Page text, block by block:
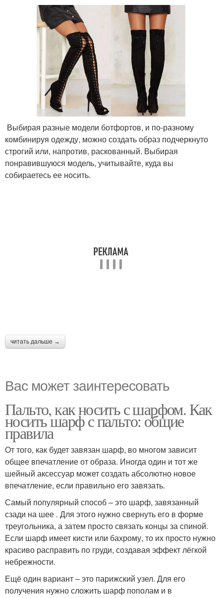
Выбирая разные модели ботфортов, и по-разному
комбинируя одежду, можно создать образ подчеркнуто
строгий или, напротив, раскованный. Выбирая
понравившуюся модель, учитывайте, куда вы
собираетесь ее носить.
читать дальше →
Вас может заинтересовать
Пальто, как носить с шарфом. Как
носить шарф с пальто: общие
правила
От того, как будет завязан шарф, во многом зависит
общее впечатление от образа. Иногда один и тот же
шейный аксессуар может создать абсолютно новое
впечатление, если правильно его завязать.
Самый популярный способ – это шарф, завязанный
сзади на шее . Для этого нужно свернуть его в форме
треугольника, а затем просто связать концы за спиной.
Если шарф имеет кисти или бахрому, то их просто нужно
красиво расправить по груди, создавая эффект лёгкой
небрежности.
Ещё один вариант – это парижский узел. Для его
получения нужно сложить шарф пополам и в